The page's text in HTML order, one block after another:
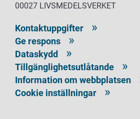
00027 LIVSMEDELSVERKET
Kontaktuppgifter
Ge respons
Dataskydd
Tillgänglighetsutlåtande
Information om webbplatsen
Cookie inställningar